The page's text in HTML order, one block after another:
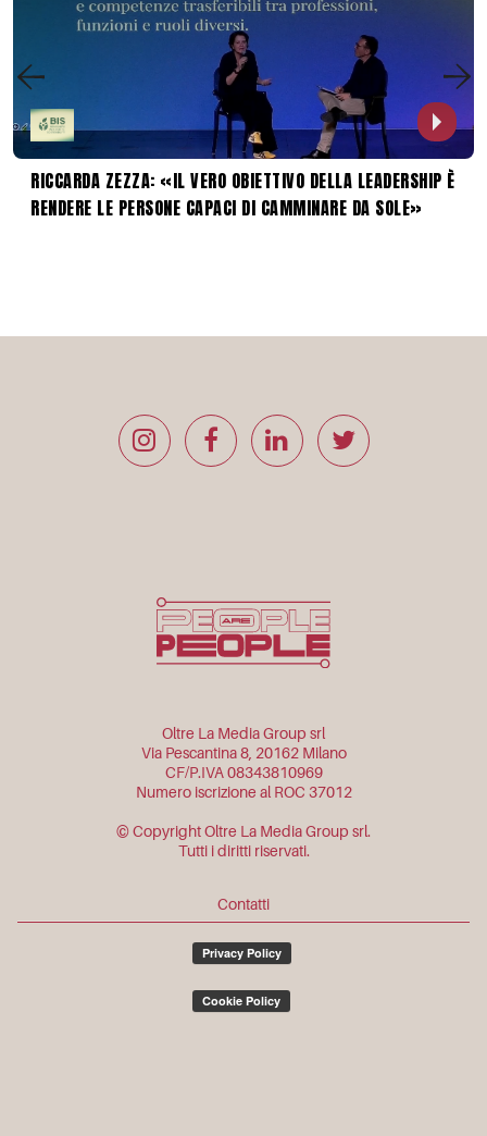
RICCARDA ZEZZA: «IL VERO OBIETTIVO DELLA LEADERSHIP È
RENDERE LE PERSONE CAPACI DI CAMMINARE DA SOLE»
Oltre La Media Group srl
Via Pescantina 8, 20162 Milano
CF/P.IVA 08343810969
Numero iscrizione al ROC 37012
© Copyright Oltre La Media Group srl.
Tutti i diritti riservati.
Contatti